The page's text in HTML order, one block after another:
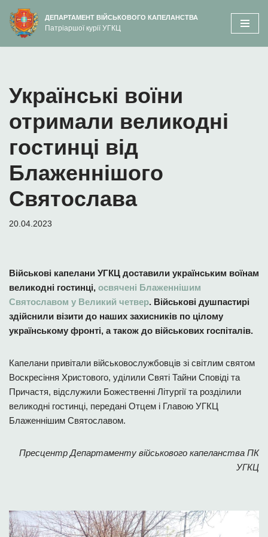
вмісту
Перейти
до
ДЕПАРТАМЕНТ ВІЙСЬКОВОГО КАПЕЛАНСТВА
Патріаршої курії УГКЦ
Українські воїни
отримали великодні
гостинці від
Блаженнішого
Святослава
20.04.2023
Військові капелани УГКЦ доставили українським воїнам
великодні гостинці, освячені Блаженнішим
Святославом у Великий четвер. Військові душпастирі
здійснили візити до наших захисників по цілому
українському фронті, а також до військових госпіталів.
Капелани привітали військовослужбовців зі світлим святом
Воскресіння Христового, уділили Святі Тайни Сповіді та
Причастя, відслужили Божественні Літургії та розділили
великодні гостинці, передані Отцем і Главою УГКЦ
Блаженнішим Святославом.
Пресцентр Департаменту військового капеланства ПК
УГКЦ